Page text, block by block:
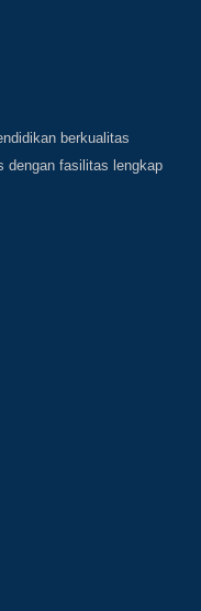
berkualitas
dengan fasilitas lengkap